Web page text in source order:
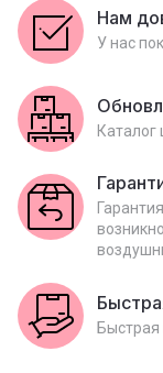
Нам
У нас
Каталог
Быстрая